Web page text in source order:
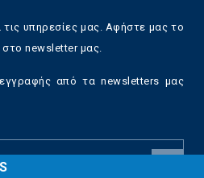
τις υπηρεσίες μας. Αφήστε μας το
newsletter μας.
από τα newsletters μας